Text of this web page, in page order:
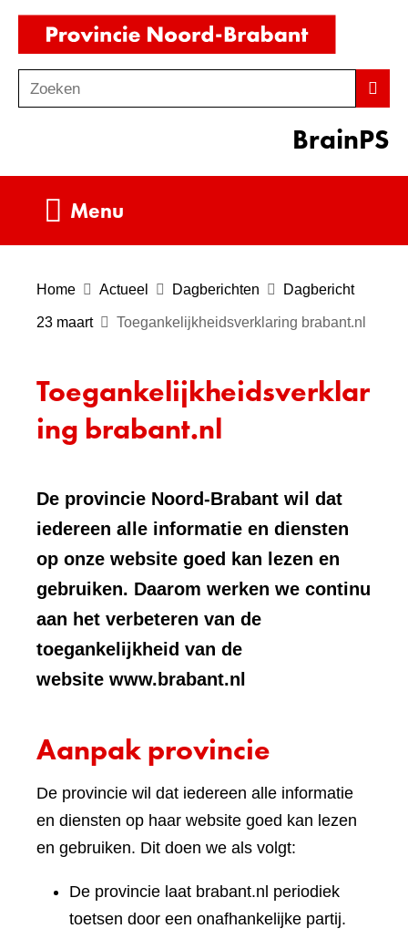
Ga
de
inhoud
o
Zoeken
BrainPS
Menu
Home Actueel Dagberichten Dagbericht
23 maart Toegankelijkheidsverklaring brabant.nl
Toegankelijkheidsverklar
ing brabant.nl
De provincie Noord-Brabant wil dat
iedereen alle informatie en diensten
op onze website goed kan lezen en
gebruiken. Daarom werken we continu
aan het verbeteren van de
toegankelijkheid van de
website www.brabant.nl
Aanpak provincie
De provincie wil dat iedereen alle informatie
en diensten op haar website goed kan lezen
en gebruiken. Dit doen we als volgt:
De provincie laat brabant.nl periodiek
toetsen door een onafhankelijke partij.